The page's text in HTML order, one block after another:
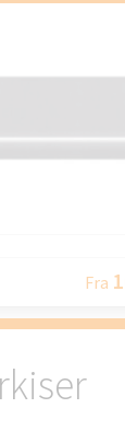
Fra